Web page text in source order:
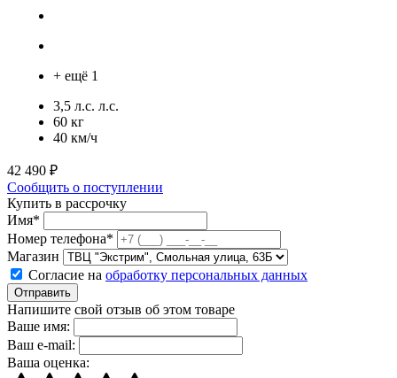
+ ещё 1
3,5 л.с. л.с.
60 кг
40 км/ч
42 490 ₽
Сообщить о поступлении
Купить в рассрочку
Имя*
Номер телефона*
Магазин
Согласие на обработку персональных данных
Отправить
Напишите свой отзыв об этом товаре
Ваше имя:
Ваш e-mail:
Ваша оценка: